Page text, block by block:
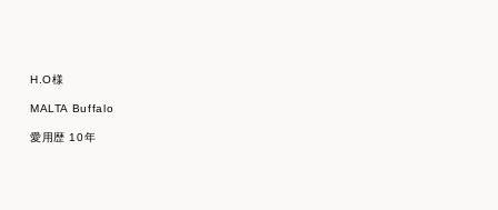
H.O様
MALTA Buffalo
愛用歴 10年